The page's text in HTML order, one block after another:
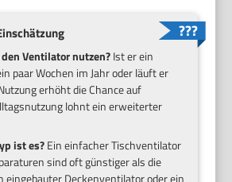
Ventilator nutzen?Ist er ein
paar Wochen im Jahr oder läuft er
erhöht die Chance auf
lohnt ein erweiterter
ist es?Ein einfacher Tischventilator
sind oft günstiger als die
eingebauter Deckenventilator oder ein